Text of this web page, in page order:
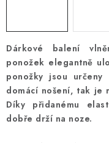
Dárkové balení
ponožek elegantně
ponožky jsou
domácí nošení, tak je
Díky přidanému
dobře drží na noze.